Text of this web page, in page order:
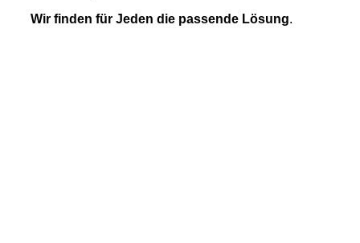
Wir finden für Jeden die passende Lösung.